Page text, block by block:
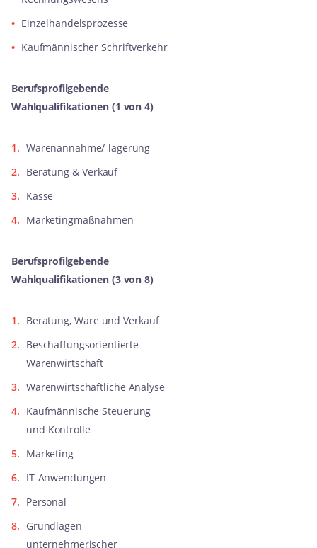
Einzelhandelsprozesse
Kaufmännischer Schriftverkehr
Berufsprofilgebende
Wahlqualifikationen (1 von 4)
Warenannahme/-lagerung
Beratung & Verkauf
Kasse
Marketingmaßnahmen
Berufsprofilgebende
Wahlqualifikationen (3 von 8)
Beratung, Ware und Verkauf
Beschaffungsorientierte
Warenwirtschaft
Warenwirtschaftliche Analyse
Kaufmännische Steuerung
und Kontrolle
Marketing
IT-Anwendungen
Personal
Grundlagen
unternehmerischer